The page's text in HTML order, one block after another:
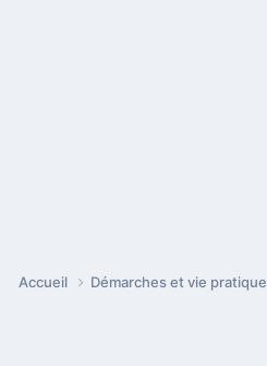
Accueil Démarches et vie pratique